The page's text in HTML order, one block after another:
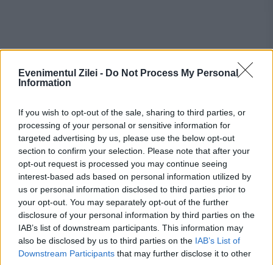
Evenimentul Zilei - Do Not Process My Personal
Information
If you wish to opt-out of the sale, sharing to third parties, or
processing of your personal or sensitive information for
targeted advertising by us, please use the below opt-out
section to confirm your selection. Please note that after your
opt-out request is processed you may continue seeing
interest-based ads based on personal information utilized by
us or personal information disclosed to third parties prior to
your opt-out. You may separately opt-out of the further
disclosure of your personal information by third parties on the
IAB’s list of downstream participants. This information may
also be disclosed by us to third parties on the IAB’s List of
Downstream Participants that may further disclose it to other
INTERNATIONAL
Noi informații despre criza din Ceuta.